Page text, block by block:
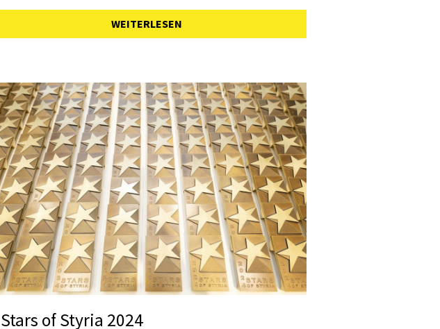
WEITERLESEN
Stars of Styria 2024